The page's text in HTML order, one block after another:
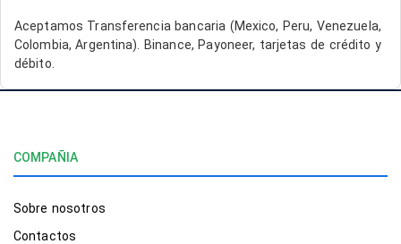
Aceptamos Transferencia bancaria (Mexico, Peru, Venezuela,
Colombia, Argentina). Binance, Payoneer, tarjetas de crédito y
débito.
COMPAÑIA
Sobre nosotros
Contactos